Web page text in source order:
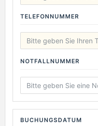
TELEFONNUMMER
NOTFALLNUMMER
BUCHUNGSDATUM